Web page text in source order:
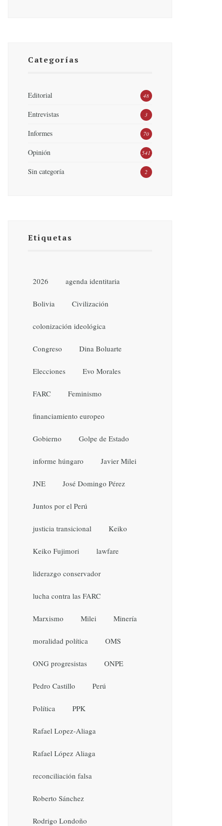
Categorías
Editorial 48
Entrevistas 3
Informes 70
Opinión 541
Sin categoría 2
Etiquetas
2026 agenda identitaria
Bolivia Civilización
colonización ideológica
Congreso Dina Boluarte
Elecciones Evo Morales
FARC Feminismo
financiamiento europeo
Gobierno Golpe de Estado
informe húngaro Javier Milei
JNE José Domingo Pérez
Juntos por el Perú
justicia transicional Keiko
Keiko Fujimori lawfare
liderazgo conservador
lucha contra las FARC
Marxismo Milei Minería
moralidad política OMS
ONG progresistas ONPE
Pedro Castillo Perú
Política PPK
Rafael Lopez-Aliaga
Rafael López Aliaga
reconciliación falsa
Roberto Sánchez
Rodrigo Londoño